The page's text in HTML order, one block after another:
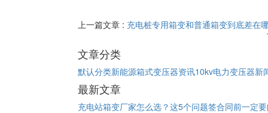
上一篇文章 : 充电桩专用箱变和普通箱变到底差在
文章分类
默认分类新能源箱式变压器资讯10kv电力变压器新
最新文章
充电站箱变厂家怎么选？这5个问题签合同前一定